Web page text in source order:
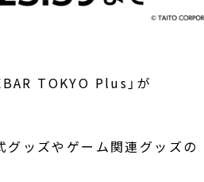
TOKYO Plus」が
グッズやゲーム関連グッズの